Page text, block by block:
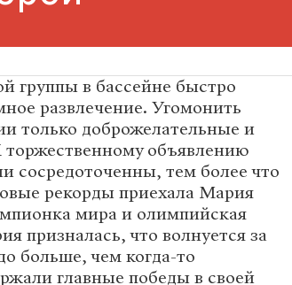
группы в бассейне быстро
развлечение. Угомонить
только доброжелательные и
объявлению
сосредоточенны, тем более что
рекорды приехала Мария
мира и олимпийская
призналась, что волнуется за
больше, чем когда-то
главные победы в своей